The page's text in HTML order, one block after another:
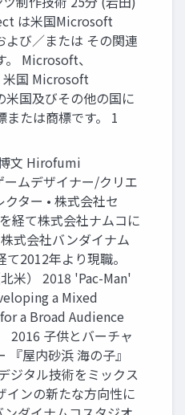
は米国Microsoft
び／または その関連
Microsoft、
国 Microsoft
国及びその他の国に
または商標です。 1
文 Hirofumi
ムデザイナー/クリエ
ター • 株式会社セ
経て株式会社ナムコに
式会社バンダイナム
2012年より現職。
米） 2018 'Pac-Man'
a Mixed
a Broad Audience
2016 子供とバーチャ
『屋内砂浜 海の子』
ジタル技術をミックス
インの新たな方向性に